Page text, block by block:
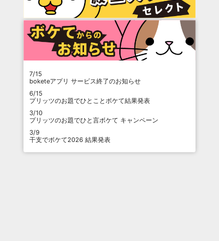
7/15
boketeアプリ サービス終了のお知らせ
6/15
プリッツのお題でひとことボケて結果発表
3/10
プリッツのお題でひと言ボケて キャンペーン
3/9
干支でボケて2026 結果発表